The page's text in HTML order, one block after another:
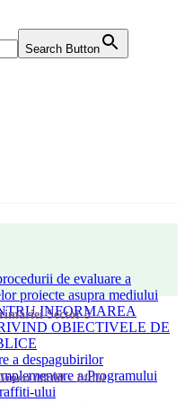
Search Button
de evaluare a
proiecte asupra mediului
INFORMAREA
OBIECTIVELE DE
a despagubirilor
a Programului
ului
Sector 5
08:00 - 14:00